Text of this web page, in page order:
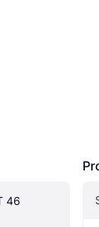
46